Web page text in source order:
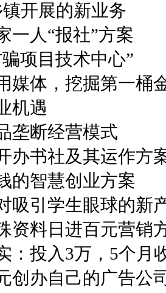
开展的新业务
一人“报社”方案
项目技术中心”
媒体，挖掘第一桶
机遇
垄断经营模式
办书社及其运作方
的智慧创业方案
吸引学生眼球的新
资料日进百元营销
：投入3万，5个月
创办自己的广告公